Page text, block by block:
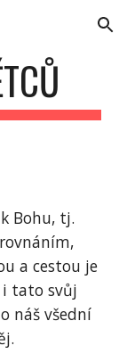
Skip to navigation
Bohu, tj.
a cestou je
i tato svůj
náš všední